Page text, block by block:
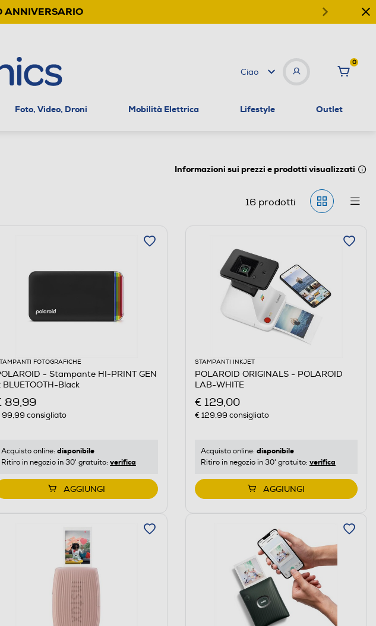
ANNIVERSARIO
Ciao
0
Foto, Video, Droni Mobilità Elettrica Lifestyle Outlet
Informazioni sui prezzi e prodotti visualizzati
16prodotti
FOTOGRAFICHE
- Stampante HI-PRINT GEN
BLUETOOTH-Black
89,99
99,99 consigliato
Acquisto online: disponibile
Ritiro in negozio in 30' gratuito: verifica
AGGIUNGI
STAMPANTI INKJET
POLAROID ORIGINALS - POLAROID
LAB-WHITE
€ 129,00
€ 129,99 consigliato
Acquisto online: disponibile
Ritiro in negozio in 30' gratuito: verifica
AGGIUNGI